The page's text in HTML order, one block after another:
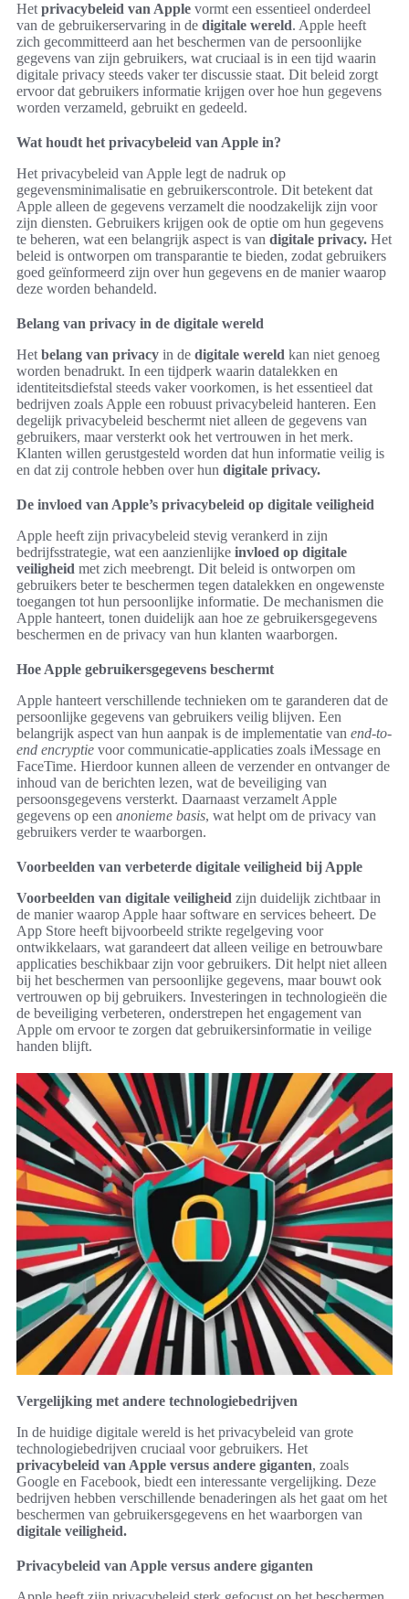
Het privacybeleid van Apple vormt een essentieel onderdeel
van de gebruikerservaring in de digitale wereld. Apple heeft
zich gecommitteerd aan het beschermen van de persoonlijke
gegevens van zijn gebruikers, wat cruciaal is in een tijd waarin
digitale privacy steeds vaker ter discussie staat. Dit beleid zorgt
ervoor dat gebruikers informatie krijgen over hoe hun gegevens
worden verzameld, gebruikt en gedeeld.
Wat houdt het privacybeleid van Apple in?
Het privacybeleid van Apple legt de nadruk op
gegevensminimalisatie en gebruikerscontrole. Dit betekent dat
Apple alleen de gegevens verzamelt die noodzakelijk zijn voor
zijn diensten. Gebruikers krijgen ook de optie om hun gegevens
te beheren, wat een belangrijk aspect is van digitale privacy. Het
beleid is ontworpen om transparantie te bieden, zodat gebruikers
goed geïnformeerd zijn over hun gegevens en de manier waarop
deze worden behandeld.
Belang van privacy in de digitale wereld
Het belang van privacy in de digitale wereld kan niet genoeg
worden benadrukt. In een tijdperk waarin datalekken en
identiteitsdiefstal steeds vaker voorkomen, is het essentieel dat
bedrijven zoals Apple een robuust privacybeleid hanteren. Een
degelijk privacybeleid beschermt niet alleen de gegevens van
gebruikers, maar versterkt ook het vertrouwen in het merk.
Klanten willen gerustgesteld worden dat hun informatie veilig is
en dat zij controle hebben over hun digitale privacy.
De invloed van Apple’s privacybeleid op digitale veiligheid
Apple heeft zijn privacybeleid stevig verankerd in zijn
bedrijfsstrategie, wat een aanzienlijke invloed op digitale
veiligheid met zich meebrengt. Dit beleid is ontworpen om
gebruikers beter te beschermen tegen datalekken en ongewenste
toegangen tot hun persoonlijke informatie. De mechanismen die
Apple hanteert, tonen duidelijk aan hoe ze gebruikersgegevens
beschermen en de privacy van hun klanten waarborgen.
Hoe Apple gebruikersgegevens beschermt
Apple hanteert verschillende technieken om te garanderen dat de
persoonlijke gegevens van gebruikers veilig blijven. Een
belangrijk aspect van hun aanpak is de implementatie van end-to-
end encryptie voor communicatie-applicaties zoals iMessage en
FaceTime. Hierdoor kunnen alleen de verzender en ontvanger de
inhoud van de berichten lezen, wat de beveiliging van
persoonsgegevens versterkt. Daarnaast verzamelt Apple
gegevens op een anonieme basis, wat helpt om de privacy van
gebruikers verder te waarborgen.
Voorbeelden van verbeterde digitale veiligheid bij Apple
Voorbeelden van digitale veiligheid zijn duidelijk zichtbaar in
de manier waarop Apple haar software en services beheert. De
App Store heeft bijvoorbeeld strikte regelgeving voor
ontwikkelaars, wat garandeert dat alleen veilige en betrouwbare
applicaties beschikbaar zijn voor gebruikers. Dit helpt niet alleen
bij het beschermen van persoonlijke gegevens, maar bouwt ook
vertrouwen op bij gebruikers. Investeringen in technologieën die
de beveiliging verbeteren, onderstrepen het engagement van
Apple om ervoor te zorgen dat gebruikersinformatie in veilige
handen blijft.
Vergelijking met andere technologiebedrijven
In de huidige digitale wereld is het privacybeleid van grote
technologiebedrijven cruciaal voor gebruikers. Het
privacybeleid van Apple versus andere giganten, zoals
Google en Facebook, biedt een interessante vergelijking. Deze
bedrijven hebben verschillende benaderingen als het gaat om het
beschermen van gebruikersgegevens en het waarborgen van
digitale veiligheid.
Privacybeleid van Apple versus andere giganten